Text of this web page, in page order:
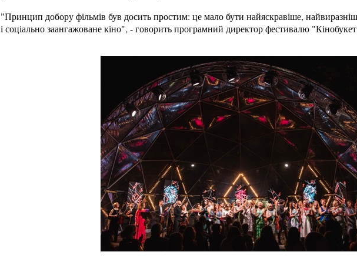
"Принцип добору фільмів був досить простим: це мало бути найяскравіше,
і соціально заангажоване кіно", - говорить програмний директор фестивалю